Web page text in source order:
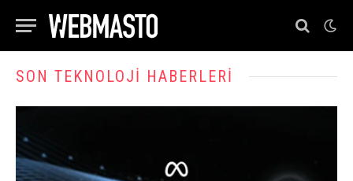
SON TEKNOLOJI HABERLERI